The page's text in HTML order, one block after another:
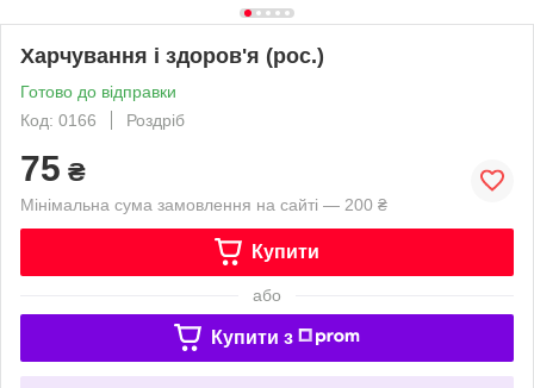
Харчування і здоров'я (рос.)
Готово до відправки
Код: 0166
Роздріб
75 ₴
Мінімальна сума замовлення на сайті — 200 ₴
Купити
або
Купити з